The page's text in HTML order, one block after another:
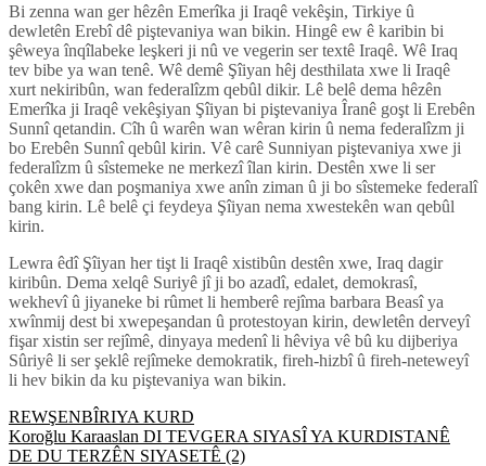
Bi zenna wan ger hêzên Emerîka ji Iraqê vekêşin, Tirkiye û
dewletên Erebî dê piştevaniya wan bikin. Hingê ew ê karibin bi
şêweya înqîlabeke leşkeri ji nû ve vegerin ser textê Iraqê. Wê Iraq
tev bibe ya wan tenê. Wê demê Şîiyan hêj desthilata xwe li Iraqê
xurt nekiribûn, wan federalîzm qebûl dikir. Lê belê dema hêzên
Emerîka ji Iraqê vekêşiyan Şîiyan bi piştevaniya Îranê goşt li Erebên
Sunnî qetandin. Cîh û warên wan wêran kirin û nema federalîzm ji
bo Erebên Sunnî qebûl kirin. Vê carê Sunniyan piştevaniya xwe ji
federalîzm û sîstemeke ne merkezî îlan kirin. Destên xwe li ser
çokên xwe dan poşmaniya xwe anîn ziman û ji bo sîstemeke federalî
bang kirin. Lê belê çi feydeya Şîiyan nema xwestekên wan qebûl
kirin.
Lewra êdî Şîiyan her tişt li Iraqê xistibûn destên xwe, Iraq dagir
kiribûn. Dema xelqê Suriyê jî ji bo azadî, edalet, demokrasî,
wekhevî û jiyaneke bi rûmet li hemberê rejîma barbara Beasî ya
xwînmij dest bi xwepeşandan û protestoyan kirin, dewletên derveyî
fişar xistin ser rejîmê, dinyaya medenî li hêviya vê bû ku dijberiya
Sûriyê li ser şeklê rejîmeke demokratik, fireh-hizbî û fireh-neteweyî
li hev bikin da ku piştevaniya wan bikin.
Post
navigation
REWŞENBÎRIYA KURD
Koroğlu Karaaslan DI TEVGERA SIYASÎ YA KURDISTANÊ
DE DU TERZÊN SIYASETÊ (2)